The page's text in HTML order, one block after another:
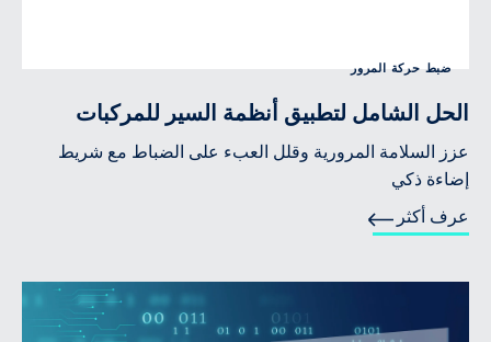
ضبط حركة المرور
الحل الشامل لتطبيق أنظمة السير للمركبات
عزز السلامة المرورية وقلل العبء على الضباط مع شريط
إضاءة ذكي
عرف أكثر